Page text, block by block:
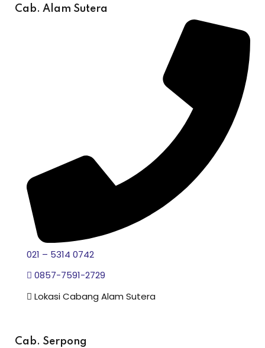
Cab. Alam Sutera
021 – 5314 0742
0857-7591-2729
Lokasi Cabang Alam Sutera
Cab. Serpong